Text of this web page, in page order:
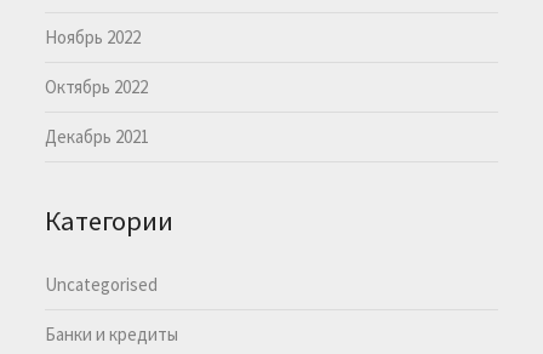
Ноябрь 2022
Октябрь 2022
Декабрь 2021
Категории
Uncategorised
Банки и кредиты